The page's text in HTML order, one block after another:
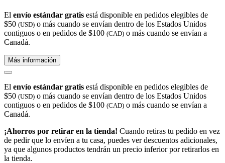
El envío estándar gratis está disponible en pedidos elegibles de
$50 (USD) o más cuando se envían dentro de los Estados Unidos
contiguos o en pedidos de $100 (CAD) o más cuando se envían a
Canadá.
Más información
El envío estándar gratis está disponible en pedidos elegibles de
$50 (USD) o más cuando se envían dentro de los Estados Unidos
contiguos o en pedidos de $100 (CAD) o más cuando se envían a
Canadá.
¡Ahorros por retirar en la tienda! Cuando retiras tu pedido en vez
de pedir que lo envíen a tu casa, puedes ver descuentos adicionales,
ya que algunos productos tendrán un precio inferior por retirarlos en
la tienda.